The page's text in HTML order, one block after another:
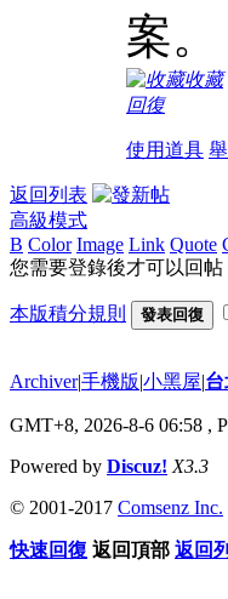
案。
收藏
回復
使用道具
返回列表
高級模式
B Color Image Link Quote
您需要登錄後才可以回帖
本版積分規則 發表回復
Archiver|手機版|小黑屋|
GMT+8, 2026-8-6 06:58 ,
Powered by Discuz! X3.3
© 2001-2017 Comsenz Inc.
快速回復 返回頂部 返回